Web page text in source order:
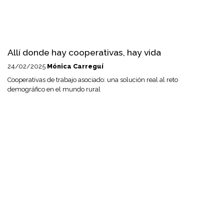
Allí donde hay cooperativas, hay vida
24/02/2025 Mónica Carreguí
Cooperativas de trabajo asociado: una solución real al reto
demográfico en el mundo rural